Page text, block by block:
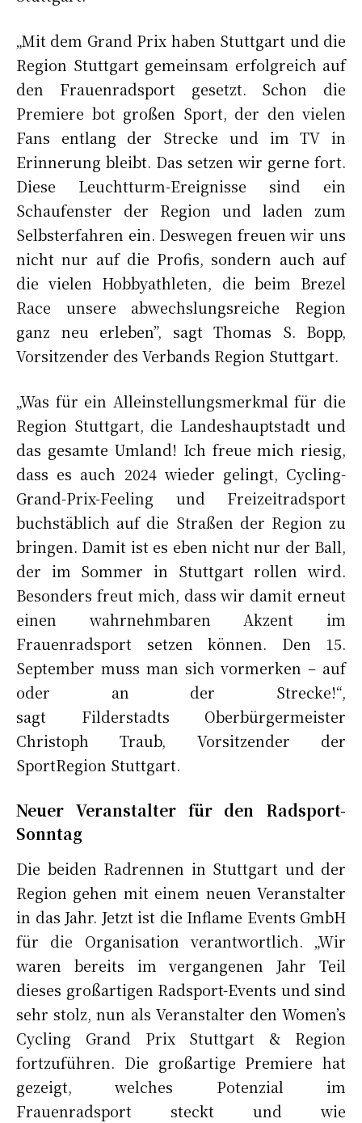
„Mit dem Grand Prix haben Stuttgart und die
Region Stuttgart gemeinsam erfolgreich auf
den Frauenradsport gesetzt. Schon die
Premiere bot großen Sport, der den vielen
Fans entlang der Strecke und im TV in
Erinnerung bleibt. Das setzen wir gerne fort.
Diese Leuchtturm-Ereignisse sind ein
Schaufenster der Region und laden zum
Selbsterfahren ein. Deswegen freuen wir uns
nicht nur auf die Profis, sondern auch auf
die vielen Hobbyathleten, die beim Brezel
Race unsere abwechslungsreiche Region
ganz neu erleben”, sagt Thomas S. Bopp,
Vorsitzender des Verbands Region Stuttgart.
„Was für ein Alleinstellungsmerkmal für die
Region Stuttgart, die Landeshauptstadt und
das gesamte Umland! Ich freue mich riesig,
dass es auch 2024 wieder gelingt, Cycling-
Grand-Prix-Feeling und Freizeitradsport
buchstäblich auf die Straßen der Region zu
bringen. Damit ist es eben nicht nur der Ball,
der im Sommer in Stuttgart rollen wird.
Besonders freut mich, dass wir damit erneut
einen wahrnehmbaren Akzent im
Frauenradsport setzen können. Den 15.
September muss man sich vormerken – auf
oder an der Strecke!“,
sagt Filderstadts Oberbürgermeister
Christoph Traub, Vorsitzender der
SportRegion Stuttgart.
Neuer Veranstalter für den Radsport-
Sonntag
Die beiden Radrennen in Stuttgart und der
Region gehen mit einem neuen Veranstalter
in das Jahr. Jetzt ist die Inflame Events GmbH
für die Organisation verantwortlich. „Wir
waren bereits im vergangenen Jahr Teil
dieses großartigen Radsport-Events und sind
sehr stolz, nun als Veranstalter den Women’s
Cycling Grand Prix Stuttgart & Region
fortzuführen. Die großartige Premiere hat
gezeigt, welches Potenzial im
Frauenradsport steckt und wie